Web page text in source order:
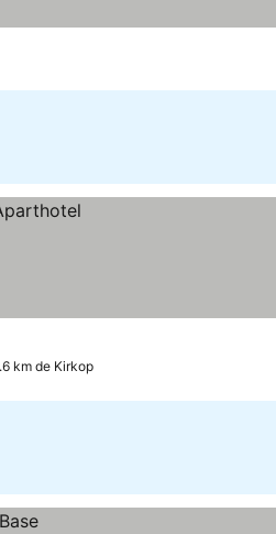
km de Kirkop